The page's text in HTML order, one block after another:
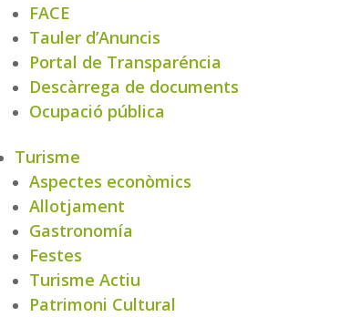
FACE
Tauler d’Anuncis
Portal de Transparéncia
Descàrrega de documents
Ocupació pública
Turisme
Aspectes econòmics
Allotjament
Gastronomía
Festes
Turisme Actiu
Patrimoni Cultural